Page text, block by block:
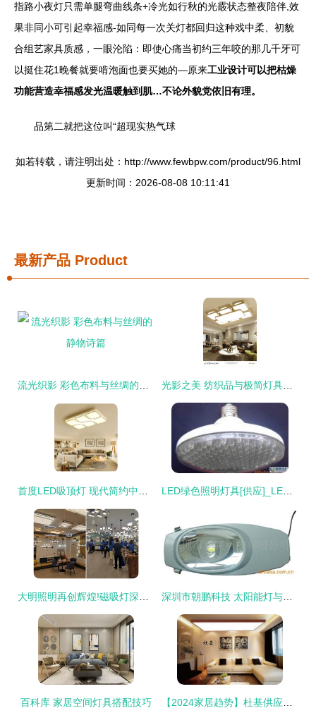
指路小夜灯只需单腿弯曲线条+冷光如行秋的光霰状态整夜陪伴,效
果非同小可引起幸福感-如同每一次关灯都回归这种戏中柔、初貌
合组艺家具质感，一眼沦陷：即使心痛当初约三年咬的那几千牙可
以挺住花1晚餐就要啃泡面也要买她的—原来工业设计可以把枯燥
功能营造幸福感发光温暖触到肌…不论外貌党依旧有理。
品第二就把这位叫“超现实热气球
如若转载，请注明出处：http://www.fewbpw.com/product/96.html
更新时间：2026-08-08 10:11:41
最新产品 Product
流光织影 彩色布料与丝绸的静物诗篇 光影之美 纺织品与极简灯具的当代家居哲思
首度LED吸顶灯 现代简约中的奢华光影，点亮客厅的高级感 LED绿色照明灯具[供应]_LED绿色照明灯具价格_LED绿色照明灯具厂家_世界工厂网产品信息库
大明照明再创辉煌!磁吸灯深受热捧! 深圳市朝鹏科技 太阳能灯与纺织品产品列表
百科库 家居空间灯具搭配技巧 【2024家居趋势】杜基供应光幕灯具与吊顶吊线灯 让你的空间更具艺术感